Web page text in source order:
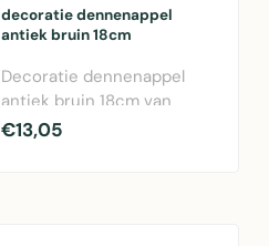
decoratie dennenappel
antiek bruin 18cm
Decoratie dennenappel
antiek bruin 18cm van
Mars & More. Glaswerk in
€13,05